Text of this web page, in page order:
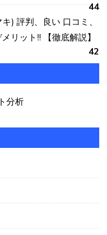
44
) 評判、良い 口コミ、
リット!! 【徹底解説】
42
分析